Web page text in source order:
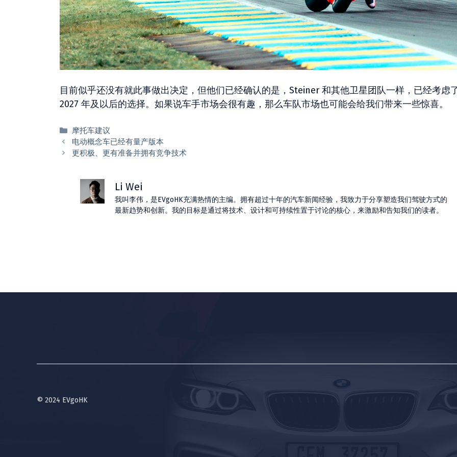
目前似乎还没有就此事做出决定，但他们已经确认的是，Steiner 和其他卫星团队一样，已经考虑
2027 年及以后的选择。如果说车手市场会很有趣，那么车队市场也可能会给我们带来一些惊喜。
分
类
摩托车建议
电动概念车已经有量产版本
更积极、更有准备并拥有竞争技术
Li Wei
我叫李伟，是EVgoHK充满热情的主编。拥有超过十年的汽车新闻经验，我致力于分享塑造我们驾驶方式的
最新趋势和创新。我的目标是通过将技术、设计和可持续性置于讨论的核心，来激励和告知我们的读者。
© 2024 EVgoHK